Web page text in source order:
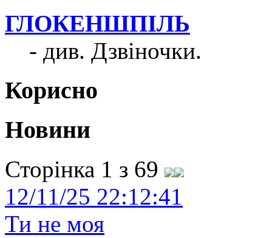
ГЛОКЕНШПІЛЬ
- див. Дзвіночки.
Корисно
Новини
Сторінка 1 з 69
12/11/25 22:12:41
Ти не моя